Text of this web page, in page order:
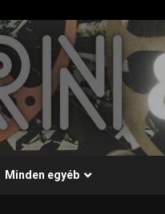
Minden egyéb